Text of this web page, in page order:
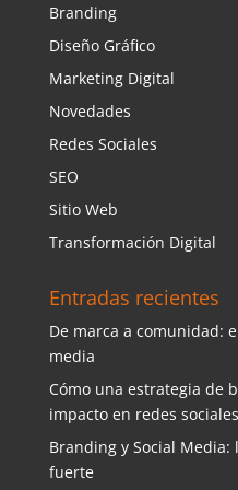
Branding
Diseño Gráfico
Marketing Digital
Novedades
Redes Sociales
SEO
Sitio Web
Transformación Digital
Entradas recientes
De marca a comunidad:
media
Cómo una estrategia de
impacto en redes sociales
Branding y Social Media:
fuerte